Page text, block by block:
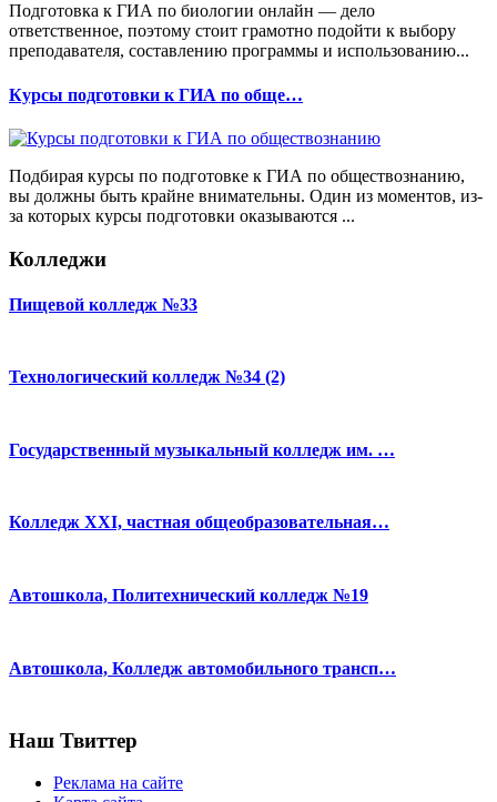
Подготовка к ГИА по биологии онлайн — дело
ответственное, поэтому стоит грамотно подойти к выбору
преподавателя, составлению программы и использованию...
Курсы подготовки к ГИА по обще…
Подбирая курсы по подготовке к ГИА по обществознанию,
вы должны быть крайне внимательны. Один из моментов, из-
за которых курсы подготовки оказываются ...
Колледжи
Пищевой колледж №33
Технологический колледж №34 (2)
Государственный музыкальный колледж им. …
Колледж XXI, частная общеобразовательная…
Автошкола, Политехнический колледж №19
Автошкола, Колледж автомобильного трансп…
Наш Твиттер
Реклама на сайте